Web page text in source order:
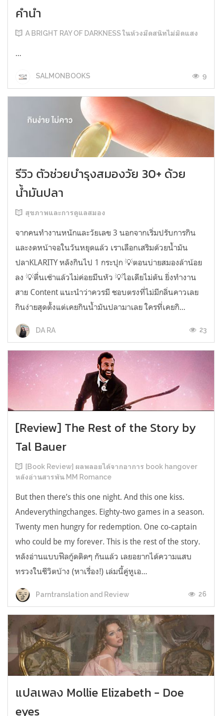
คำนำ
A BRIGHT RAY OF DARKNESS ในห้วงมืดสนิทไม่มิดแสง
...
SALMONBOOKS 9
รีวิว ตัวช่วยบำรุงสมองวัย 30+ ด้วย
น้ำมันปลา
สุขภาพและการดูแลสมอง
จากคนทำงานหนักและวัยเลข 3 นอกจากเริ่มปรับการกิน
และงดหน้าจอในวันหยุดแล้ว เราเลือกเสริมด้วยน้ำมัน
ปลาKLARITY หลังกินไป 1 กระปุก 💡ตอนบ่ายสมองล้าน้อย
ลง 💡ตื่นเช้าแล้วไม่ค่อยมึนหัว 💡ไอเดียไม่ตัน ยิ่งทำงาน
สาย Content แนะนำว่าควรมี ชอบตรงที่ไม่มีกลิ่นคาวเลย
กินง่ายสุดตั้งแต่เคยกินน้ำมันปลามาเลย ใครที่เคยกิ...
DA RA 23
[Review] The Rest of the Story by
Tal Bauer
[Book Review] ผลพลอยได้จากอาการ book hangover
หลังอ่านสารพัน MM Romance
But then there’s this one night. And this one kiss.
Andeverythingchanges. Eighty-two games in a season.
Twenty men hungry for redemption. One co-captain
who could be my forever. This is the rest of the story.
หลังอ่านแบบฟีลกู้ดติดๆ กันแล้ว เลยอยากได้ความแสบ
ทรวงในชีวิตบ้าง (หาเรื่อง!) เล่มนี้คู่หูเอ...
Parntranslation and Review 26
แปลเพลง Mollie Elizabeth - Doe
eyes